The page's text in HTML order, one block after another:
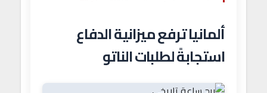
ألمانيا ترفع ميزانية الدفاع
استجابةً لطلبات الناتو